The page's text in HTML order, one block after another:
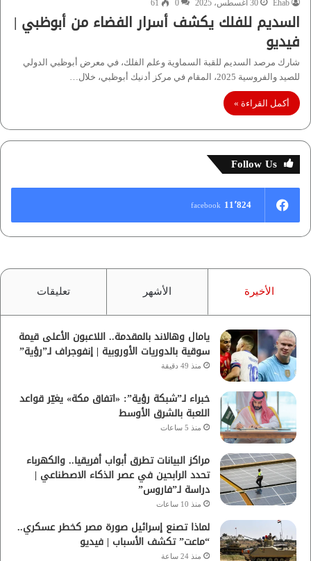
Ehab 30 أغسطس، 2025 0
61
السديم للفلك يكشف أسرار الفضاء من أبوظبي |
فيديو
شارك مرصد السديم للقبة السماوية وعلم الفلك، في معرض أبوظبي الدولي
للصيد والفروسية 2025، المقام في مركز أدنيك أبوظبي، خلال…
أكمل القراءة »
Follow Us
11٬824 facebook
الأخيرة الأشهر تعليقات
يامال وهالاند بالمقدمة.. اللاعبون الأعلى قيمة
سوقية بالدوريات الأوروبية | إنفوجراف لـ”رؤية”
منذ 49 دقيقة
خبراء لـ”شبكة رؤية”: «اتفاق مكة» يغيّر قواعد
اللعبة بالشرق الأوسط
منذ 5 ساعات
مراكز البيانات تطرق أبواب أفريقيا.. والكهرباء
تحدد الرابحين في عصر الذكاء الاصطناعي |
دراسة لـ”فاروس”
منذ 10 ساعات
لماذا تصنع إسرائيل صورة مصر كخطر عسكري..
“ماعت” تكشف الأسباب | فيديو
منذ 24 ساعة